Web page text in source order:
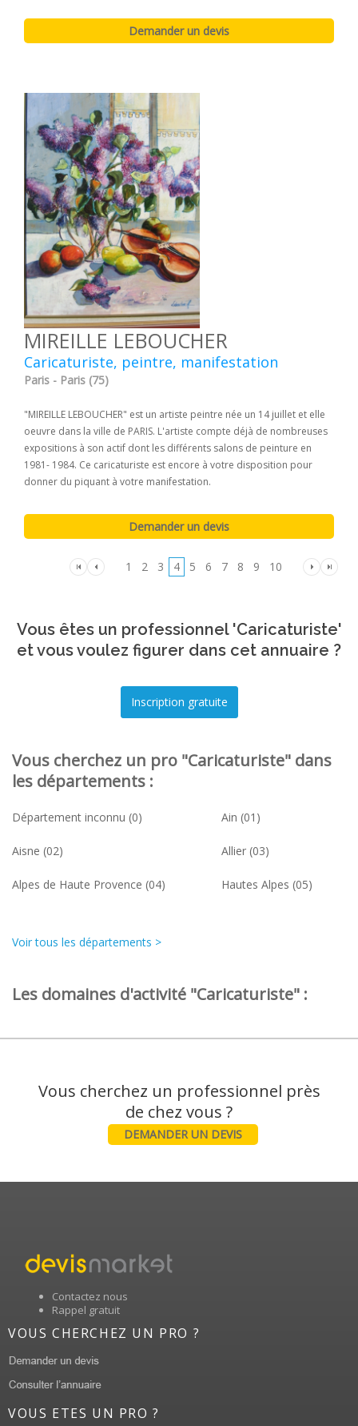
MIREILLE LEBOUCHER
Caricaturiste, peintre, manifestation
Paris - Paris (75)
"MIREILLE LEBOUCHER" est un artiste peintre née un 14 juillet et elle
oeuvre dans la ville de PARIS. L'artiste compte déjà de nombreuses
expositions à son actif dont les différents salons de peinture en
1981- 1984. Ce caricaturiste est encore à votre disposition pour
donner du piquant à votre manifestation.
1 2 3 4 5 6 7 8 9 10
Vous êtes un professionnel 'Caricaturiste'
et vous voulez figurer dans cet annuaire ?
Vous cherchez un pro "Caricaturiste" dans
les départements :
Département inconnu (0) Ain (01)
Aisne (02) Allier (03)
Alpes de Haute Provence (04) Hautes Alpes (05)
Voir tous les départements >
Les domaines d'activité "Caricaturiste" :
Vous cherchez un professionnel près
DEMANDER UN DEVIS
Contactez nous
Rappel gratuit
VOUS CHERCHEZ UN PRO ?
VOUS ETES UN PRO ?